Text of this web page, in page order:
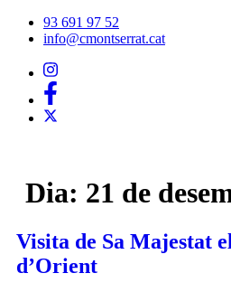
Vés
93 691 97 52
info@cmontserrat.cat
Dia: 21 de
Visita de Sa Majestat
d’Orient